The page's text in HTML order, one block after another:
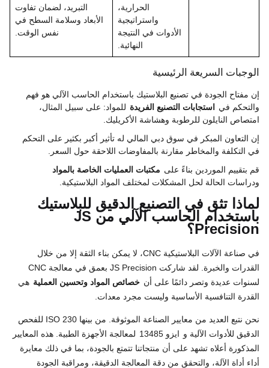
الحرارية،
واستراتيجية
الأدوات في النتيجة
النهائية.
التبريد، لضمان تفاوت
الأبعاد وسلامة السطح في
نفس الوقت.
الوجبات السريعة الرئيسية
إن مفتاح الجودة في تصنيع البلاستيك باستخدام الحاسب الآلي هو فهم
والتحكم في
استجابات التصنيع الفريدة للمواد: على سبيل المثال،
امتصاص النايلون للرطوبة وهشاشة الأكريليك.
إن التعاون المبكر في سوق دبي المالي له تأثير أكبر بكثير على التحكم
في التكلفة والمخاطر مقارنة بالمفاوضات اللاحقة حول السعر.
قم بتقييم الموردين بناءً على مكتبات العمليات الخاصة بالمواد
ودراسات الحالة لحل المشكلات لمختلف المواد البلاستيكية.
لماذا تثق في التصنيع الدقيق للبلاستيك
باستخدام الحاسب الآلي من JS
Precision؟
في صناعة الآلات البلاستيكية CNC، لا يمكن بناء الثقة إلا من خلال
القدرات والخبرة. لقد شاركت JS Precision بعمق في معالجة CNC
لسنوات عديدة وتصر دائمًا على أن خصائص المواد وتحسين العملية هي
القدرة التنافسية الأساسية وليست مجرد معدات.
نحن نتبع العديد من معايير الصناعة الموثوقة. من بينها ISO 230 للفحص
الدقيق للأدوات الآلية و ايزو 13485
لمعالجة الأجهزة الطبية. هذه المعايير
المذكورة أعلاه تشهد على أن منتجاتنا تتمتع بالجودة، بما في ذلك معايرة
أداء أداة الآلة، والتحقق من دقة المعالجة الدقيقة، ومراقبة الجودة